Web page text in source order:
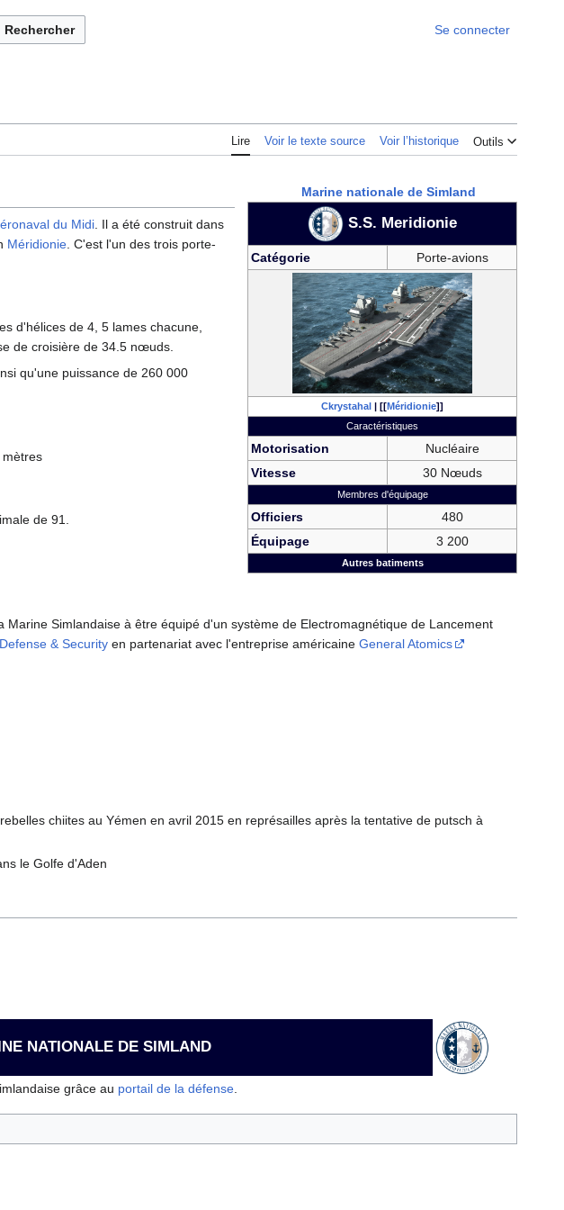
Rechercher Se connecter
Lire Voir le texte source Voir l’historique Outils
Marine nationale de Simland
S.S. Meridionie
Catégorie Porte-avions
Ckrystahal | [[Méridionie]]
Caractéristiques
Motorisation
Nucléaire
Vitesse
30 Nœuds
Membres d'équipage
Officiers
480
Équipage
3 200
Autres batiments
du Midi . Il a été construit dans
Méridionie . C'est l'un des trois porte-
d'hélices de 4, 5 lames chacune,
de croisière de 34.5 nœuds.
qu'une puissance de 260 000
de 91.
Simlandaise à être équipé d'un système de Electromagnétique de Lancement
& Security en partenariat avec l'entreprise américaine General Atomics
chiites au Yémen en avril 2015 en représailles après la tentative de putsch à
le Golfe d'Aden
NATIONALE DE SIMLAND
grâce au portail de la défense.